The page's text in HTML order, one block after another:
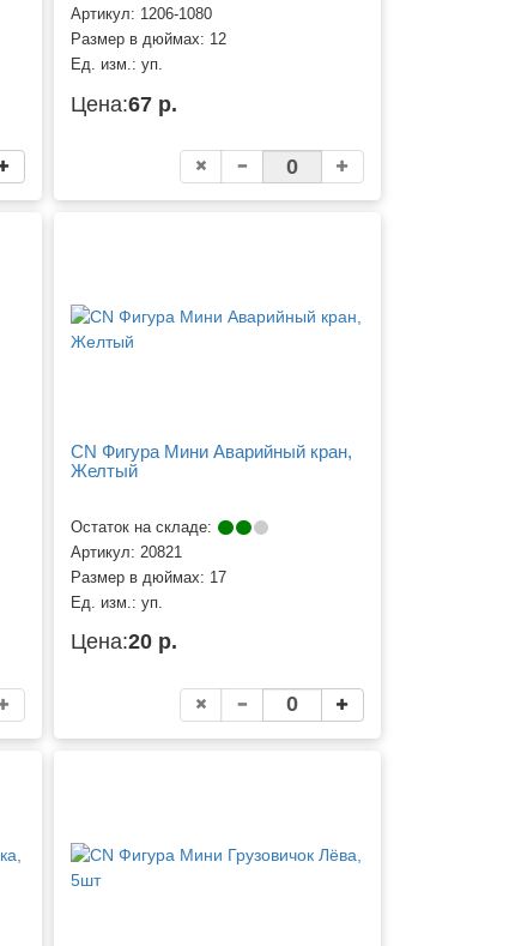
Артикул: 1206-1080
Размер в дюймах: 12
Ед. изм.:уп.
Цена:67 р.
CN Фигура Мини Аварийный кран,
Желтый
Остаток на складе:
Артикул: 20821
Размер в дюймах: 17
Ед. изм.:уп.
Цена:20 р.